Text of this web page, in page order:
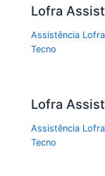
Lofra
Assistência Lofra
Tecno
Lofra
Assistência Lofra
Tecno